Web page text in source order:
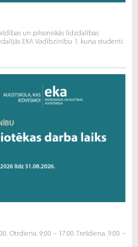
un pilsoniskās līdzdalības
EKA Vadībzinību 1. kursa studenti
Otrdiena. 9:00 – 17:00. Trešdiena. 9:00 –